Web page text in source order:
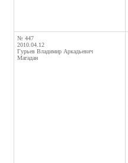
№ 447
2010.04.12
Гурьев Владимир Аркадьевич
Магадан